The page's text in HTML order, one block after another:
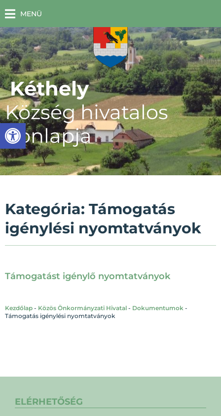
Eszköztár megnyitása
MENÜ
Kéthely
Község hivatalos
honlapja
Kategória: Támogatás
igénylési nyomtatványok
Támogatást igénylő nyomtatványok
Kezdőlap - Közös Önkormányzati Hivatal - Dokumentumok -
Támogatás igénylési nyomtatványok
ELÉRHETŐSÉG